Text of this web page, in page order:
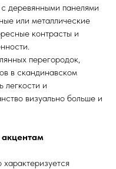
деревянными панелями
или металлические
контрасты и
перегородок,
в скандинавском
легкости и
визуально больше и